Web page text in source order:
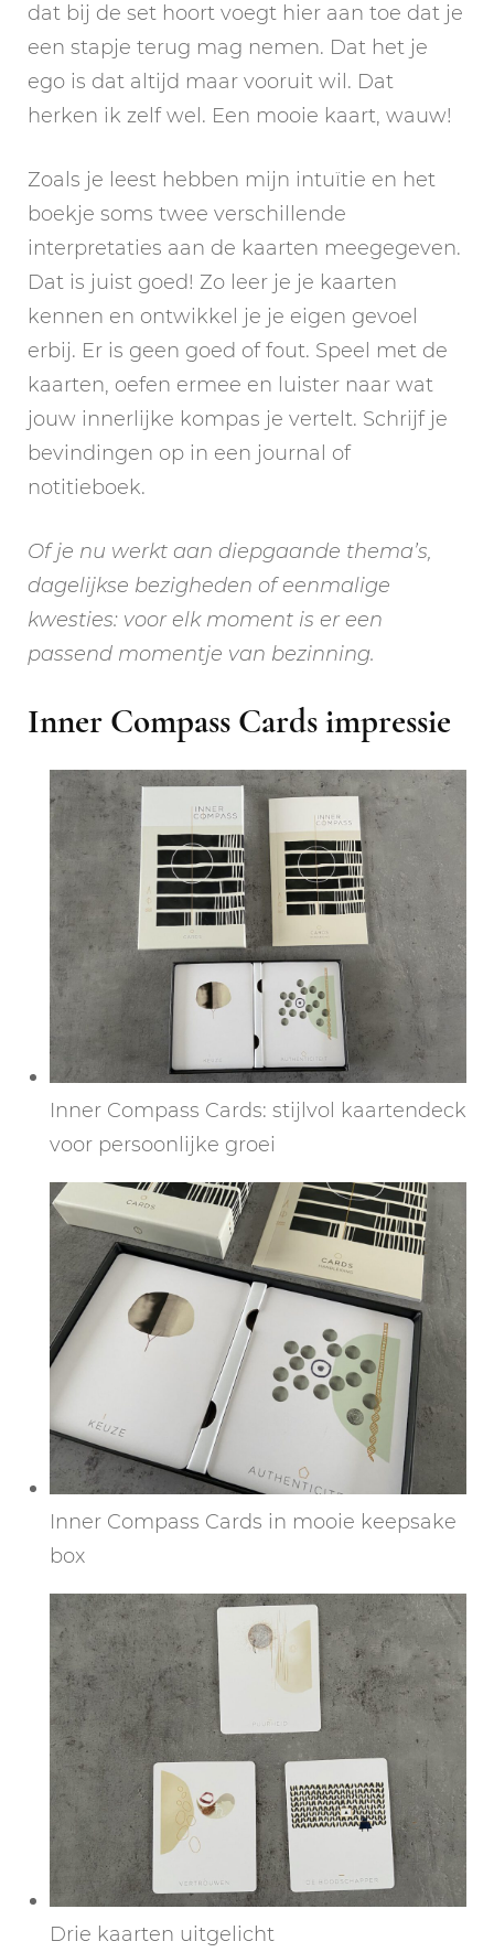
dat bij de set hoort voegt hier aan toe dat je
een stapje terug mag nemen. Dat het je
ego is dat altijd maar vooruit wil. Dat
herken ik zelf wel. Een mooie kaart, wauw!
Zoals je leest hebben mijn intuïtie en het
boekje soms twee verschillende
interpretaties aan de kaarten meegegeven.
Dat is juist goed! Zo leer je je kaarten
kennen en ontwikkel je je eigen gevoel
erbij. Er is geen goed of fout. Speel met de
kaarten, oefen ermee en luister naar wat
jouw innerlijke kompas je vertelt. Schrijf je
bevindingen op in een journal of
notitieboek.
Of je nu werkt aan diepgaande thema’s,
dagelijkse bezigheden of eenmalige
kwesties: voor elk moment is er een
passend momentje van bezinning.
Inner Compass Cards impressie
Inner Compass Cards: stijlvol kaartendeck
voor persoonlijke groei
Inner Compass Cards in mooie keepsake
box
Drie kaarten uitgelicht